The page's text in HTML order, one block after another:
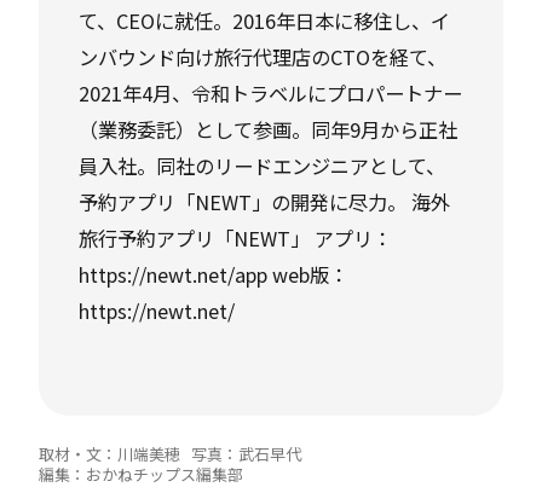
て、CEOに就任。2016年日本に移住し、イ
ンバウンド向け旅行代理店のCTOを経て、
2021年4月、令和トラベルにプロパートナー
（業務委託）として参画。同年9月から正社
員入社。同社のリードエンジニアとして、
予約アプリ「NEWT」の開発に尽力。 海外
旅行予約アプリ「NEWT」 アプリ：
https://newt.net/app web版：
https://newt.net/
取材・文：川端美穂 写真：武石早代
編集：おかねチップス編集部